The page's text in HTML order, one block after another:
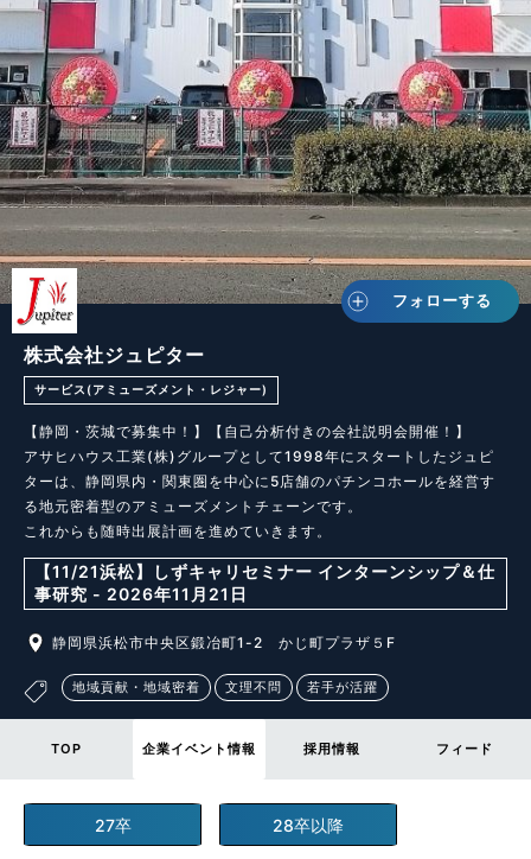
フォローする
株式会社ジュピター
サービス(アミューズメント・レジャー)
【静岡・茨城で募集中！】【自己分析付きの会社説明会開催！】
アサヒハウス工業(株)グループとして1998年にスタートしたジュピ
ターは、静岡県内・関東圏を中心に5店舗のパチンコホールを経営す
る地元密着型のアミューズメントチェーンです。
これからも随時出展計画を進めていきます。
【11/21浜松】しずキャリセミナー インターンシップ＆仕
事研究 - 2026年11月21日
静岡県浜松市中央区鍛冶町1-2 かじ町プラザ５F
地域貢献・地域密着 文理不問 若手が活躍
TOP 企業イベント情報 採用情報 フィード
27卒 28卒以降